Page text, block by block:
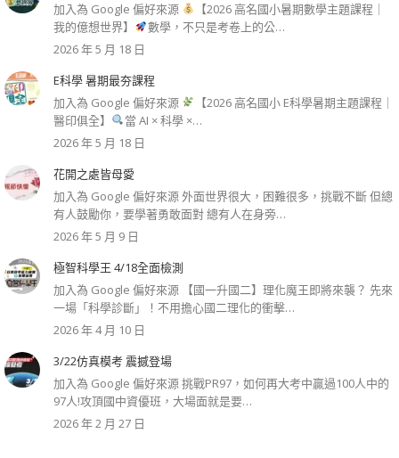
加入為 Google 偏好來源
【2026 高名國小暑期數學主題課程｜
我的億想世界】
數學，不只是考卷上的公…
2026 年 5 月 18 日
E科學 暑期最夯課程
加入為 Google 偏好來源
【2026 高名國小 E科學暑期主題課程｜
醫印俱全】
當 AI × 科學 ×…
2026 年 5 月 18 日
花開之處皆母愛
加入為 Google 偏好來源 外面世界很大，困難很多，挑戰不斷 但總
有人鼓勵你，要學著勇敢面對 總有人在身旁…
2026 年 5 月 9 日
極智科學王 4/18全面檢測
加入為 Google 偏好來源 【國一升國二】理化魔王即將來襲？ 先來
一場「科學診斷」！不用擔心國二理化的衝擊…
2026 年 4 月 10 日
3/22仿真模考 震撼登場
加入為 Google 偏好來源 挑戰PR97，如何再大考中贏過100人中的
97人!攻頂國中資優班，大場面就是要…
2026 年 2 月 27 日